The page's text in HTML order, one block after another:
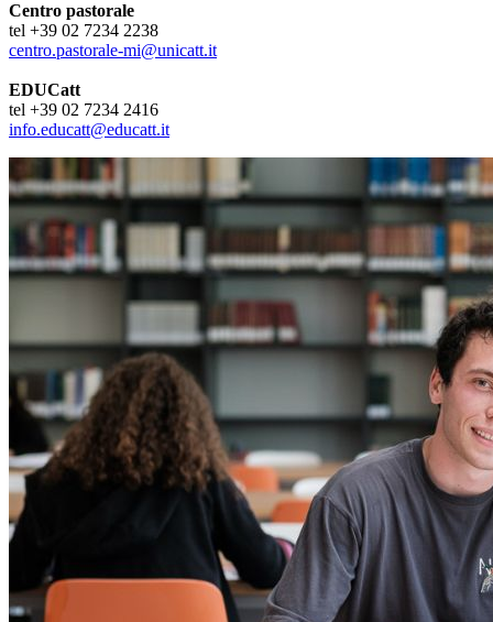
Centro pastorale
tel +39 02 7234 2238
centro.pastorale-mi@unicatt.it
EDUCatt
tel +39 02 7234 2416
info.educatt@educatt.it